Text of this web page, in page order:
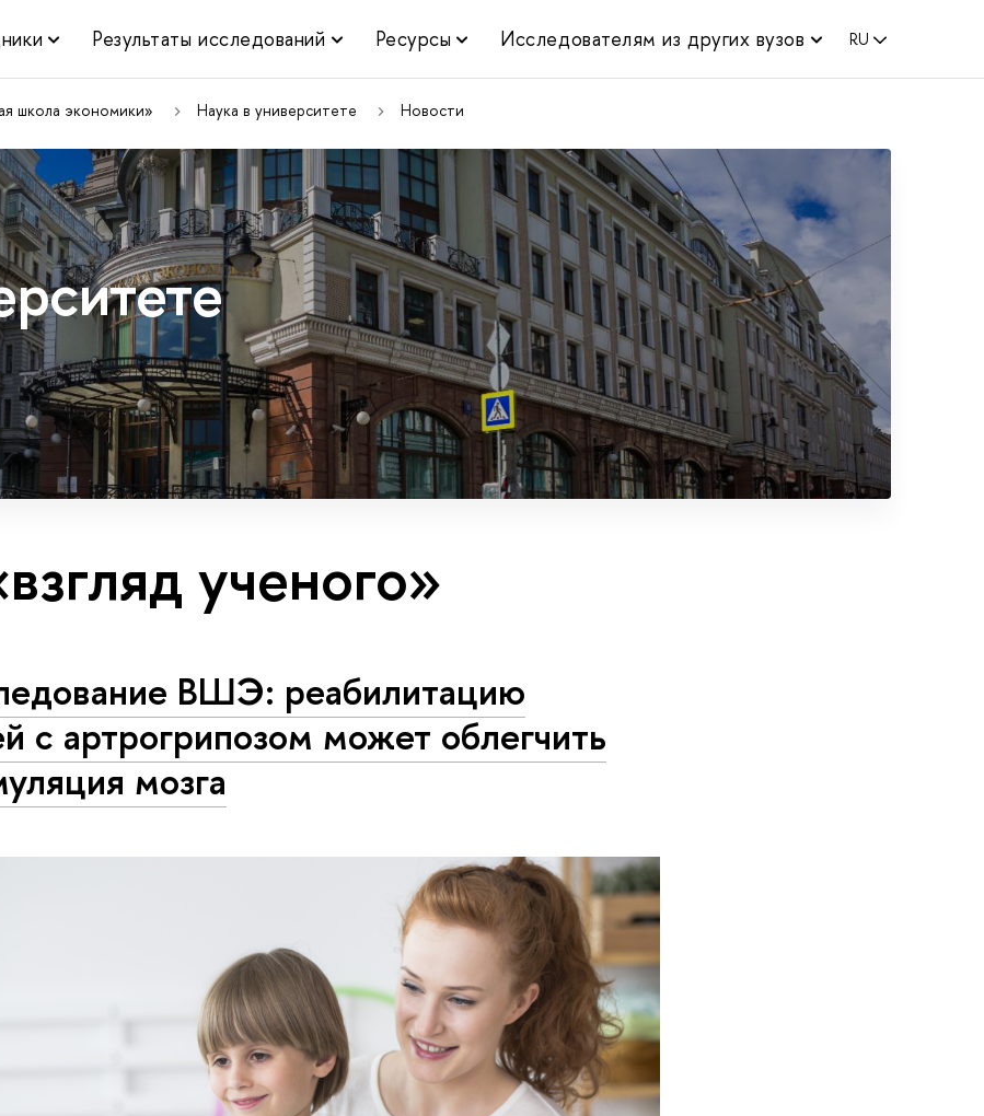
Результаты исследований Ресурсы Исследователям из других вузов RU
школа экономики» Наука в университете Новости
ученого»
ВШЭ: реабилитацию
с артрогрипозом может облегчить
мозга